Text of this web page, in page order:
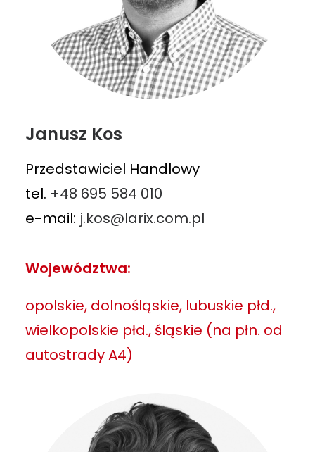
Janusz Kos
Przedstawiciel Handlowy
tel. +48 695 584 010
e-mail: j.kos@larix.com.pl
Województwa:
opolskie, dolnośląskie, lubuskie płd.,
wielkopolskie płd., śląskie (na płn. od
autostrady A4)